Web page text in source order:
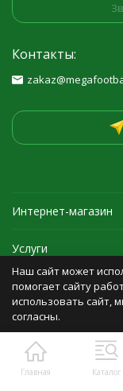
Главная Каталог
Контакты:
Интернет-магазин
Услуги
Спортивная
Политика
Наш сайт может
помогает сайту
использовать сайт,
согласны.